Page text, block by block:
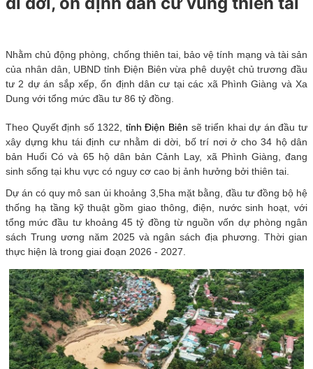
Nhằm chủ động phòng, chống thiên tai, bảo vệ tính mạng và tài sản
của nhân dân, UBND tỉnh Điện Biên vừa phê duyệt chủ trương đầu
tư 2 dự án sắp xếp, ổn định dân cư tại các xã Phình Giàng và Xa
Dung với tổng mức đầu tư 86 tỷ đồng.
Theo Quyết định số 1322, tỉnh Điện Biên sẽ triển khai dự án đầu tư
xây dựng khu tái định cư nhằm di dời, bố trí nơi ở cho 34 hộ dân
bản Huổi Có và 65 hộ dân bản Cảnh Lay, xã Phình Giàng, đang
sinh sống tại khu vực có nguy cơ cao bị ảnh hưởng bởi thiên tai.
Dự án có quy mô san ủi khoảng 3,5ha mặt bằng, đầu tư đồng bộ hệ
thống hạ tầng kỹ thuật gồm giao thông, điện, nước sinh hoạt, với
tổng mức đầu tư khoảng 45 tỷ đồng từ nguồn vốn dự phòng ngân
sách Trung ương năm 2025 và ngân sách địa phương. Thời gian
thực hiện là trong giai đoạn 2026 - 2027.